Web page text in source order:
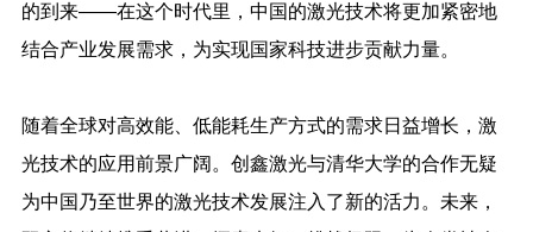
的到来——在这个时代里，中国的激光技术将更加紧密地
结合产业发展需求，为实现国家科技进步贡献力量。
随着全球对高效能、低能耗生产方式的需求日益增长，激
光技术的应用前景广阔。创鑫激光与清华大学的合作无疑
为中国乃至世界的激光技术发展注入了新的活力。未来，